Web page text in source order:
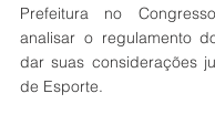
Prefeitura no
analisar o regulamento
dar suas considerações
de Esporte.